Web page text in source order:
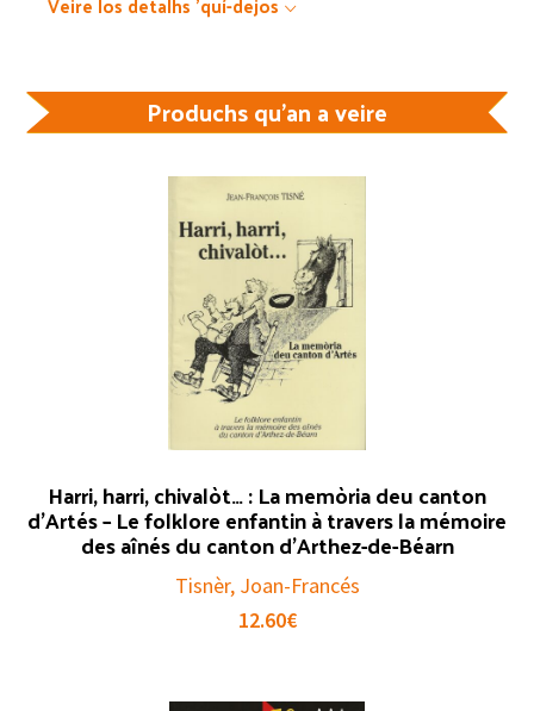
Produchs qu'an a veire
Harri, harri, chivalòt… : La memòria deu canton
d’Artés – Le folklore enfantin à travers la mémoire
des aînés du canton d’Arthez-de-Béarn
Tisnèr, Joan-Francés
12.60€